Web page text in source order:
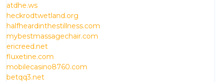
atdhe.ws
heckrodtwetland.org
halfheardinthestillness.com
mybestmassagechair.com
ericreed.net
fluxetine.com
mobilecasino8760.com
betqq3.net